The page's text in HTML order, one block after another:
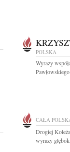
POLSKA
Wyrazy
CAŁA
Drogiej
wyrazy